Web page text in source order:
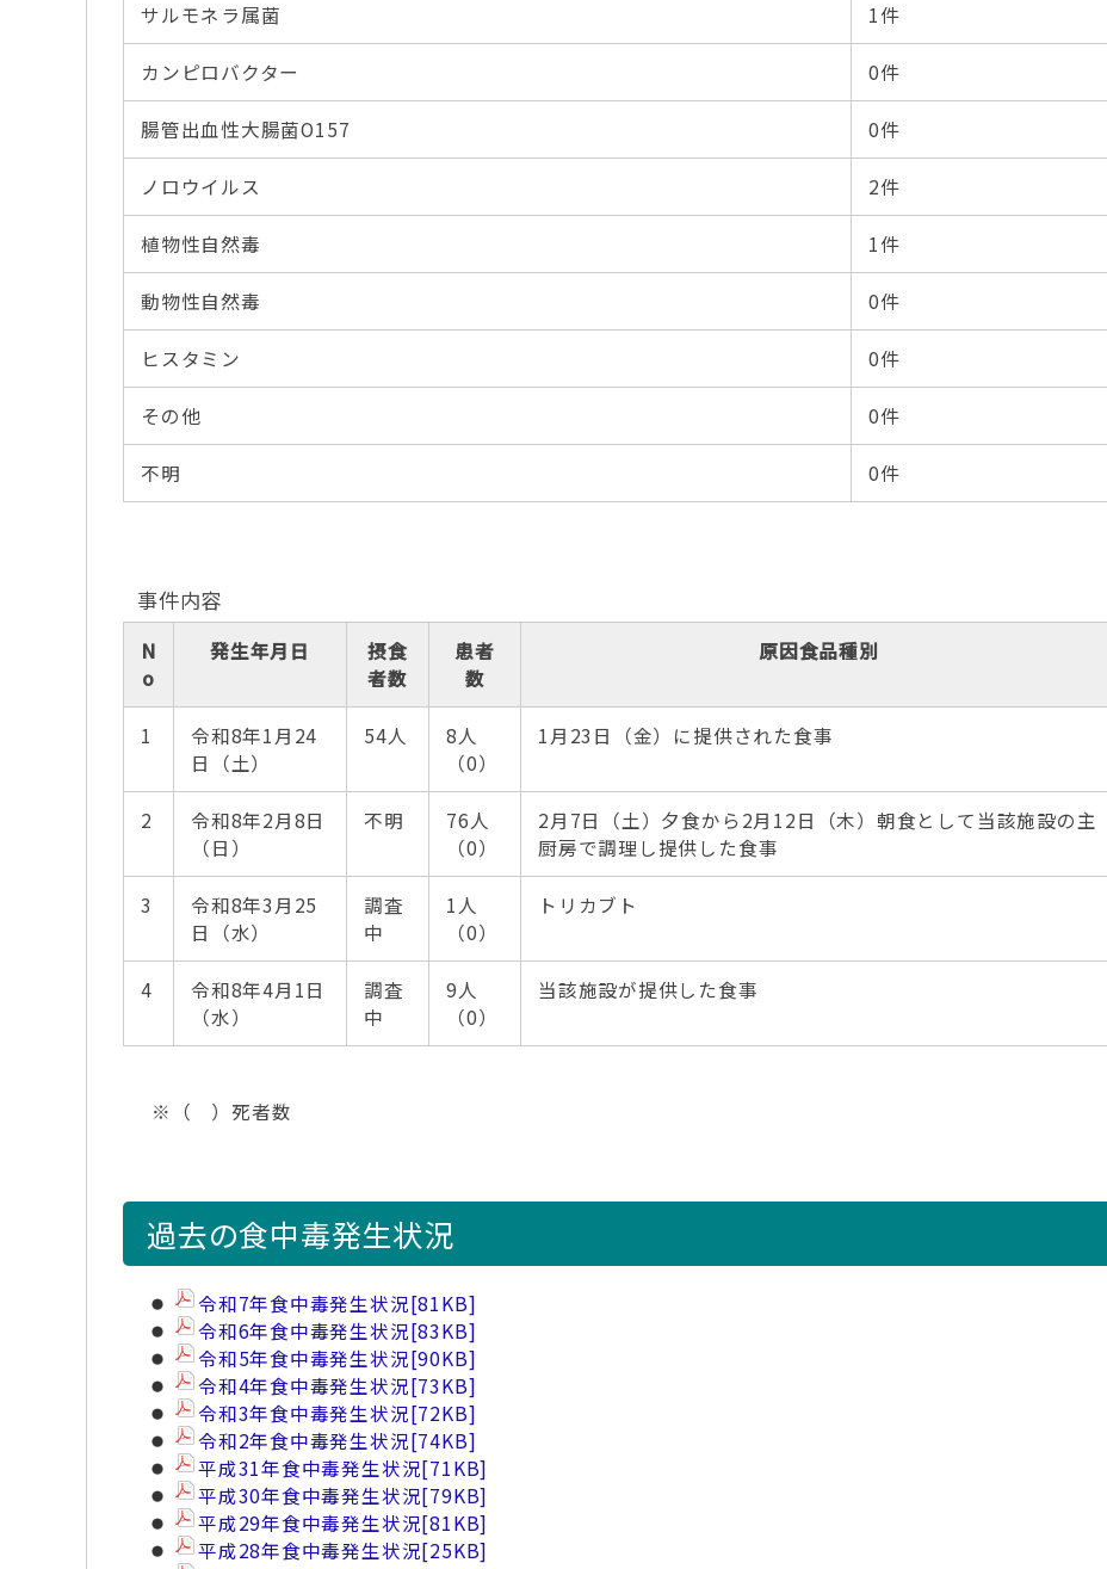
サルモネラ属菌 1件
カンピロバクター 0件
腸管出血性大腸菌O157 0件
ノロウイルス 2件
植物性自然毒 1件
動物性自然毒 0件
ヒスタミン 0件
その他 0件
不明 0件
事件内容
N
o
発生年月日
摂食
者数
患者
数
原因食品種別
1
令和8年1月24
日（土）
54人
8人
（0）
1月23日（金）に提供された食事
2
令和8年2月8日
（日）
不明
76人
（0）
2月7日（土）夕食から2月12日（木）朝食として当該施設の主
厨房で調理し提供した食事
3
令和8年3月25
日（水）
調査
中
1人
（0）
トリカブト
4
令和8年4月1日
（水）
調査
中
9人
（0）
当該施設が提供した食事
※（ ）死者数
過去の食中毒発生状況
令和7年食中毒発生状況[81KB]
令和6年食中毒発生状況[83KB]
令和5年食中毒発生状況[90KB]
令和4年食中毒発生状況[73KB]
令和3年食中毒発生状況[72KB]
令和2年食中毒発生状況[74KB]
平成31年食中毒発生状況[71KB]
平成30年食中毒発生状況[79KB]
平成29年食中毒発生状況[81KB]
平成28年食中毒発生状況[25KB]